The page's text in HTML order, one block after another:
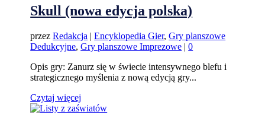
Skull (nowa edycja polska)
przezRedakcja |Encyklopedia Gier,Gry planszowe
Dedukcyjne,Gry planszowe Imprezowe |0
Opis gry: Zanurz się w świecie intensywnego blefu i
strategicznego myślenia z nową edycją gry...
Czytaj więcej